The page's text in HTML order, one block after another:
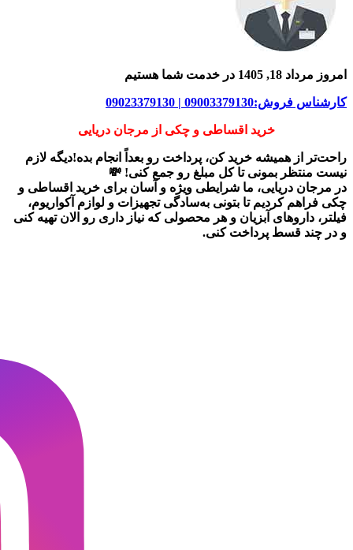
امروز مرداد 18, 1405 در خدمت شما هستیم
کارشناس فروش:09003379130 | 09023379130
خرید اقساطی و چکی از مرجان دریایی
راحت‌تر از همیشه خرید کن، پرداخت رو بعداً انجام بده!دیگه لازم
نیست منتظر بمونی تا کل مبلغ رو جمع کنی! 💸
در مرجان دریایی، ما شرایطی ویژه و آسان برای خرید اقساطی و
چکی فراهم کردیم تا بتونی به‌سادگی تجهیزات و لوازم آکواریوم،
فیلتر، داروهای آبزیان و هر محصولی که نیاز داری رو الان تهیه کنی
و در چند قسط پرداخت کنی.